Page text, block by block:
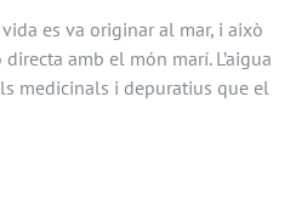
es va originar al mar, i això
amb el món marí. L’aigua
medicinals i depuratius que el